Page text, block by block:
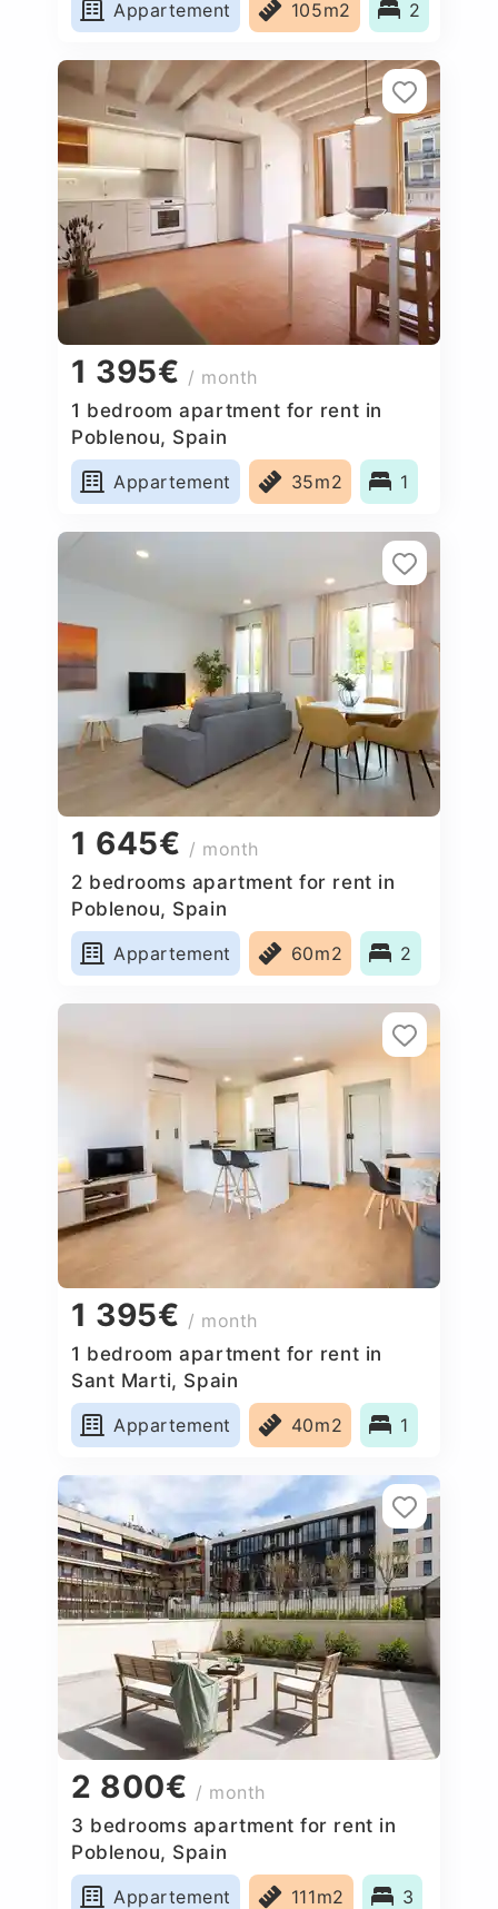
Appartement 105m2 2
1 395€ / month
1 bedroom apartment for rent in
Poblenou, Spain
Appartement
35m2 1
1 645€ / month
2 bedrooms apartment for rent in
Poblenou, Spain
Appartement
60m2 2
1 395€ / month
1 bedroom apartment for rent in
Sant Marti, Spain
Appartement
40m2 1
2 800€ / month
3 bedrooms apartment for rent in
Poblenou, Spain
Appartement
111m2 3